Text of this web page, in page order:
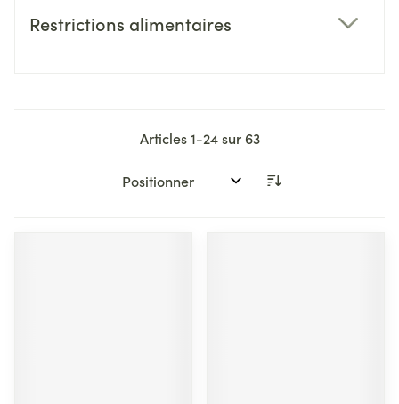
Restrictions alimentaires
Articles1-24sur 63
Trier par: